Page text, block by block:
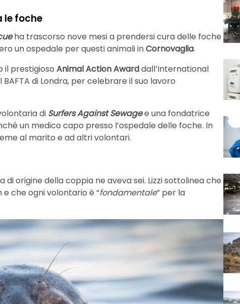
le foche
ha trascorso nove mesi a prendersi cura delle foche
un ospedale per questi animali inCornovaglia.
il prestigioso Animal Action Awarddall’International
di Londra, per celebrare il suo lavoro
di Surfers Against Sewagee una fondatrice
un medico capo presso l’ospedale delle foche. In
al marito e ad altri volontari.
origine della coppia ne aveva sei. Lizzi sottolinea che
che ogni volontario è “fondamentale” per la